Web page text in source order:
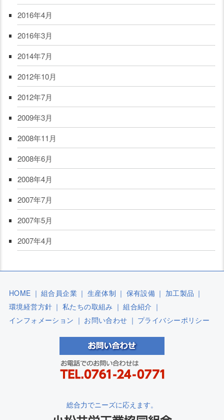
2016年4月
2016年3月
2014年7月
2012年10月
2012年7月
2009年3月
2008年11月
2008年6月
2008年4月
2007年7月
2007年5月
2007年4月
HOME ｜ 組合員企業 ｜ 生産体制 ｜ 保有設備 ｜ 加工製品 ｜
環境経営方針 ｜ 私たちの取組み ｜ 組合紹介 ｜
インフォメーション ｜ お問い合わせ ｜ プライバシーポリシー
総合力でニーズに応えます。